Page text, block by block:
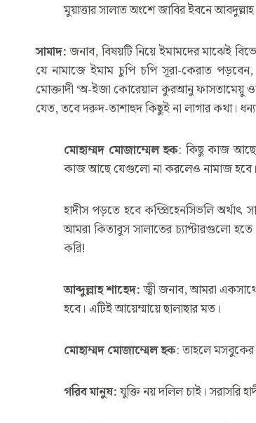
মুয়াত্তার সালাত অংশে জাবির ইবনে
সামাদ:জনাব, বিষয়টি নিয়ে ইমামদের মাঝেই
যে নামাজে ইমাম চুপি চপি সূরা-কেরাত
মোক্তাদী ‘অ-ইজা কোরেয়াল কুরআনু ফাসতামেয়ু
যেত, তবে দরুদ-তাশাহুদ কিছুই না লাগার কথা।
মোহাম্মদ মোজাম্মেলহক: কিছু কাজ আছে
কাজ আছে যেগুলো না করলেও নামাজ হবে।
হাদীস পড়তে হবে কম্প্রিহেনসিভলি অর্থাৎ
আমরা কিতাবুস সালাতের চ্যাপ্টারগুলো
করি!
আব্দুল্লাহশাহেদ:জ্বী জনাব, আমরা
হবে। এটিই আয়েম্মায়ে ছালাছার মত।
মোহাম্মদমোজাম্মেলহক: তাহলে
গরিবমানুষ:যুক্তি নয় দলিল চাই। সরাসরি